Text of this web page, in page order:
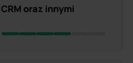
oraz innymi